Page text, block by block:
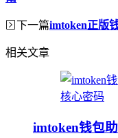
下一篇imtoken正版
相关文章
imtoken钱包